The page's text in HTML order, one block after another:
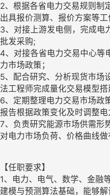
2、根据各省电力交易规则制
出具报价测算、报价方案等工
3、对接上游发电侧，完成电
批发采购;
4、对接各省电力交易中心等
力市场政策；
5、配合研究、分析现货市场
法工程师完成量化交易模型
6、定期整理电力交易市场政
报告根据政策变化及时调整
7、负责研究能源市场供需形
对电力市场负荷、价格曲线做
【任职要求】
1、电力、电气、数学、金融
建模与预测算法基础，能够解